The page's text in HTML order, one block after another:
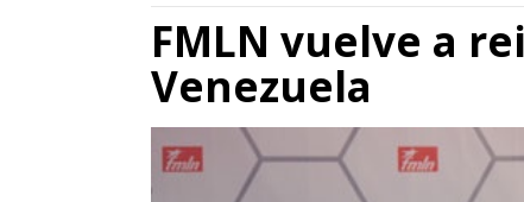
FMLN vuelve a
Venezuela